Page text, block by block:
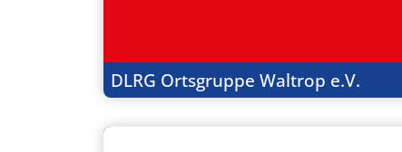
DLRG Ortsgruppe Waltrop e.V.